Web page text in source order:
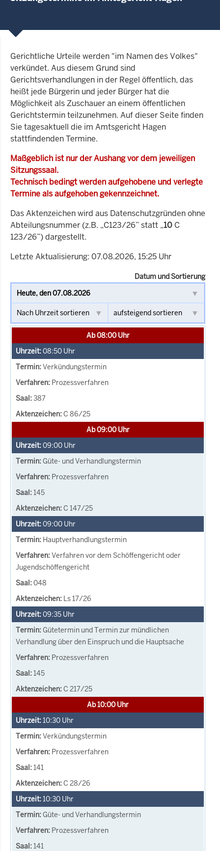
Gerichtliche Urteile werden "im Namen des Volkes"
verkündet. Aus diesem Grund sind
Gerichtsverhandlungen in der Regel öffentlich, das
heißt jede Bürgerin und jeder Bürger hat die
Möglichkeit als Zuschauer an einem öffentlichen
Gerichtstermin teilzunehmen. Auf dieser Seite finden
Sie tagesaktuell die im Amtsgericht Hagen
stattfindenden Termine.
Maßgeblich ist nur der Aushang vor dem jeweiligen
Sitzungssaal.
Technisch bedingt werden aufgehobene und verlegte
Termine als aufgehoben gekennzeichnet.
Das Aktenzeichen wird aus Datenschutzgründen ohne
Abteilungsnummer (z.B. „C123/26” statt „10 C
123/26”) dargestellt.
Letzte Aktualisierung: 07.08.2026, 15:25 Uhr
Datum und Sortierung
Ab 08:00 Uhr
08:50 Uhr
Verkündungstermin
Prozessverfahren
387
C 86/25
Ab 09:00 Uhr
09:00 Uhr
Güte- und Verhandlungstermin
Prozessverfahren
145
C 147/25
09:00 Uhr
Hauptverhandlungstermin
Verfahren vor dem Schöffengericht oder
Jugendschöffengericht
048
Ls 17/26
09:35 Uhr
Gütetermin und Termin zur mündlichen
Verhandlung über den Einspruch und die Hauptsache
Prozessverfahren
145
C 217/25
Ab 10:00 Uhr
10:30 Uhr
Verkündungstermin
Prozessverfahren
141
C 28/26
10:30 Uhr
Güte- und Verhandlungstermin
Prozessverfahren
141